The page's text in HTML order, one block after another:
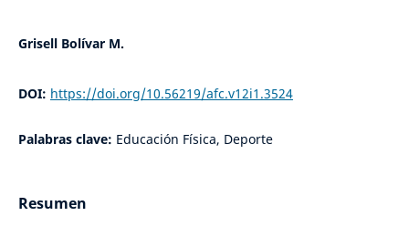
Grisell Bolívar M.
DOI: https://doi.org/10.56219/afc.v12i1.3524
Palabras clave: Educación Física, Deporte
Resumen